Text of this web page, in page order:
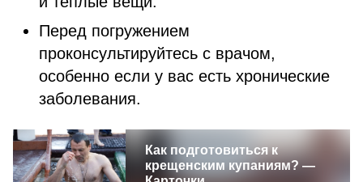
Перед погружением
проконсультируйтесь с врачом,
особенно если у вас есть хронические
заболевания.
Как подготовиться к
крещенским купаниям? —